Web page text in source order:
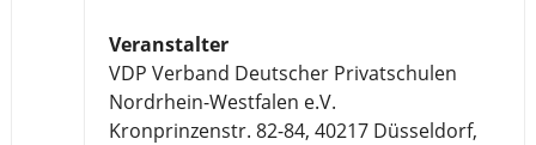
Veranstalter
VDP Verband Deutscher Privatschulen
Nordrhein-Westfalen e.V.
Kronprinzenstr. 82-84, 40217 Düsseldorf,